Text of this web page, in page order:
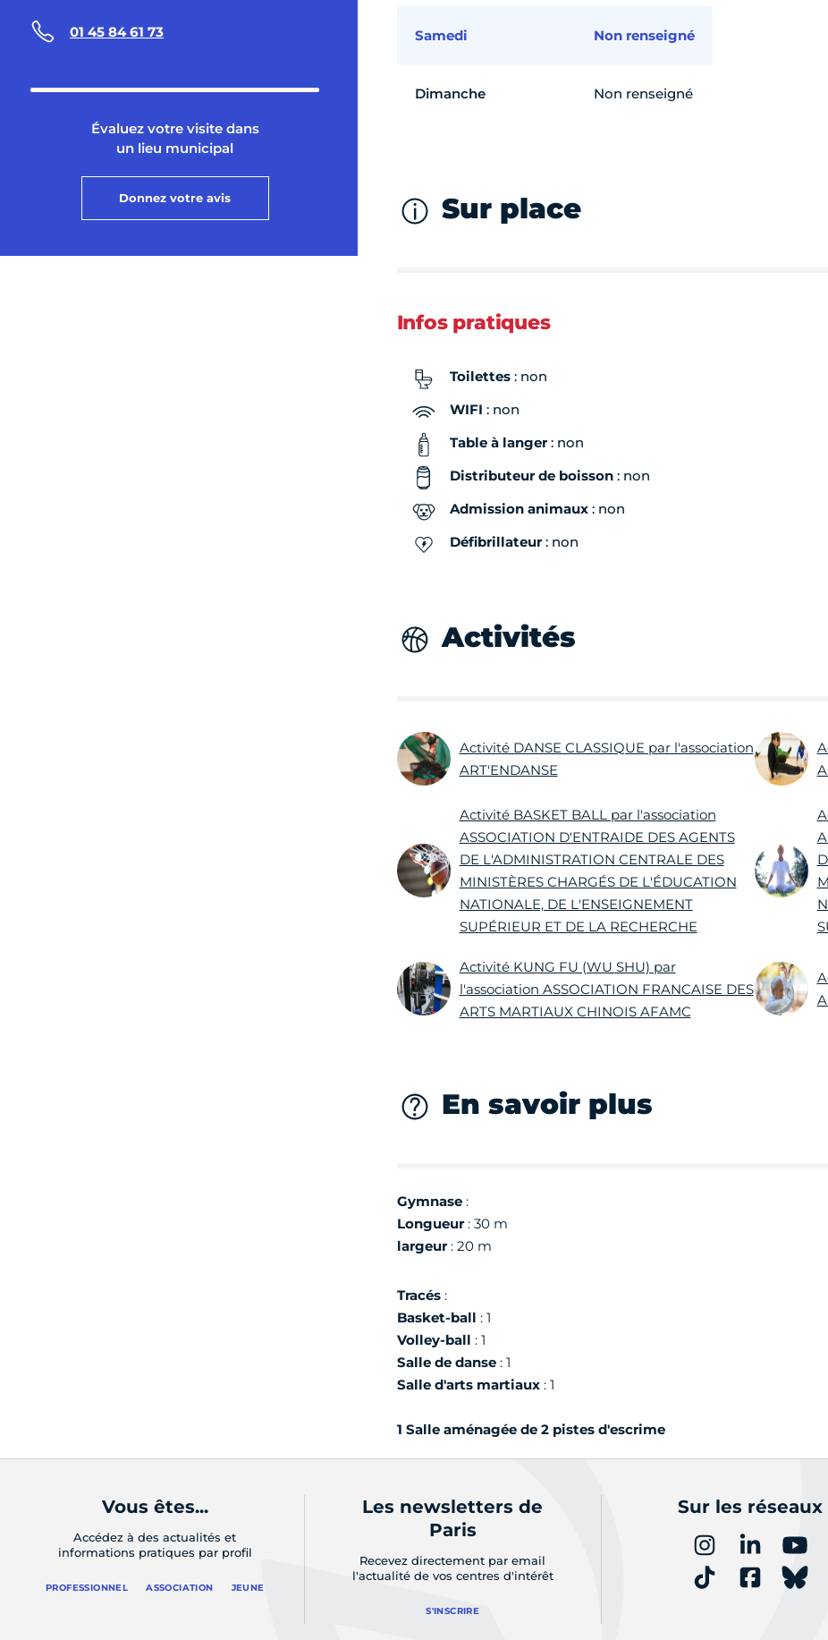
01 45 84 61 73
Évaluez votre visite dans
un lieu municipal
Donnez votre avis
Samedi Non renseigné
Dimanche Non renseigné
Sur place
Infos pratiques
Toilettes: non
WIFI : non
Table à langer: non
Distributeur de boisson: non
Admission animaux: non
Défibrillateur: non
Activités
Activité DANSE CLASSIQUE par l'association
ART'ENDANSE
Activité BASKET BALL par l'association
ASSOCIATION D'ENTRAIDE DES AGENTS
DE L'ADMINISTRATION CENTRALE DES
MINISTÈRES CHARGÉS DE L'ÉDUCATION
NATIONALE, DE L'ENSEIGNEMENT
SUPÉRIEUR ET DE LA RECHERCHE
Activité KUNG FU (WU SHU) par
l'association ASSOCIATION FRANCAISE DES
ARTS MARTIAUX CHINOIS AFAMC
En savoir plus
Gymnase:
Longueur: 30 m
largeur: 20 m
Tracés:
Basket-ball : 1
Volley-ball : 1
Salle de danse: 1
Salle d'arts martiaux: 1
1 Salle aménagée de 2 pistes d'escrime
Vous êtes...
Accédez à des actualités et
informations pratiques par profil
PROFESSIONNEL ASSOCIATION JEUNE
Les newsletters de
Paris
Recevez directement par email
l'actualité de vos centres d'intérêt
S'INSCRIRE
Sur les réseaux